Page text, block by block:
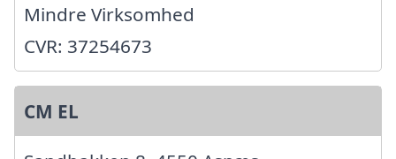
Mindre Virksomhed
CVR: 37254673
CM EL